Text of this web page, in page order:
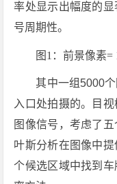
率处显示出幅度的
号周期性。
图1：前景像素
其中一组5000
入口处拍摄的。目
图像信号，考虑了
叶斯分析在图像中
个候选区域中找到